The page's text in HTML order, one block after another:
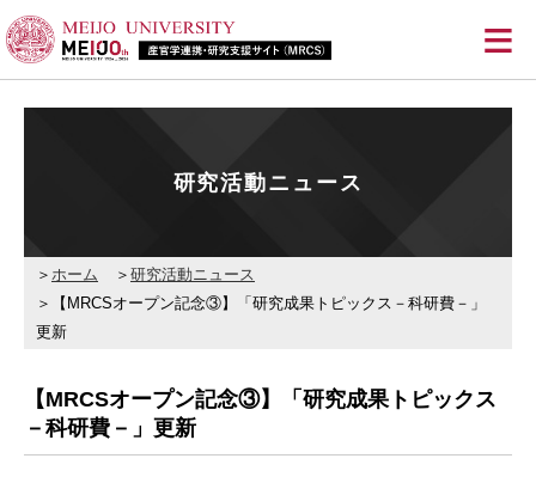
≡
研究活動ニュース
ホーム
研究活動ニュース
【MRCSオープン記念③】「研究成果トピックス－科研費－」
更新
【MRCSオープン記念③】「研究成果トピックス
－科研費－」更新